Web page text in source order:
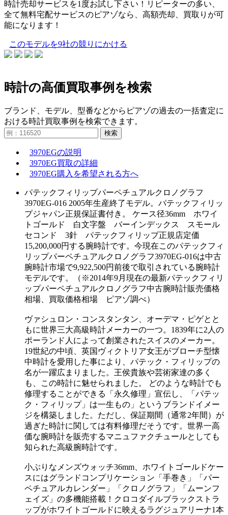
時計売却サービスを1度お試し下さい！リピーターの多い、
全て無料宅配サービスのピアゾなら、高額売却、買取りが可
能になります！
このモデルを9社の競りにかける
時計の高価買取事例を検索
ブランド、モデル、型番などからピアゾの過去の一括査定に
おける時計買取事例を検索できます。
検索
3970EGの説明
3970EG買取の詳細
3970EG購入を希望される方へ
パテックフィリップパーペチュアルクロノグラフ
3970EG-016 2005年生産終了モデル。パテックフィリッ
プジャパン正規保証書付き。 ケース径36mm ホワイ
トゴールド 白文字盤 バーインデックス スモール
セコンド 3針 パテックフィリップ正規店定価
15,200,000円する腕時計です。今現在このパテックフィ
リップパーペチュアルクロノグラフ3970EG-016は中古
腕時計市場で9,922,500円前後で取引されている腕時計
モデルです。（※2014年9月現在の最新パテックフィリ
ップパーペチュアルクロノグラフ中古腕時計販売価格
相場、買取価格相場 ピアゾ調べ）
ヴァシュロン・コンスタンタン、オーデマ・ピゲとと
もに世界三大高級時計メーカーの一つ。1839年に2人の
ポーランド人によって創業されたスイスのメーカー。
19世紀の中頃、英国ヴィクトリア女王がブローチ型懐
中時計を愛用した事により、パテック・フィリップの
名が一躍広まりました。王侯貴族や芸術家達の多く
も、この時計に魅せられました。 どのような時計でも
修理することができる「永久修理」宣伝し、「パテッ
ク・フィリップ」は一生もの」というブランドイメー
ジを構築しました。ただし、保証期間（通常2年間）が
過ぎた時計に関しては有料修理だそうです。世界一高
価な腕時計を販売するマニュファクチュールとしても
知られた高級腕時計です。
小ぶりなメンズウォッチ36mm、ホワイトゴールドケー
スにはグランドコンプリケーション「手巻き」「パー
ペチュアルカレンダー」「クロノグラフ」「ムーンフ
ェイズ」の多機能搭載！クロコダイルブラックストラ
ップがホワイトゴールドに映えるラグジュアリーナ1本